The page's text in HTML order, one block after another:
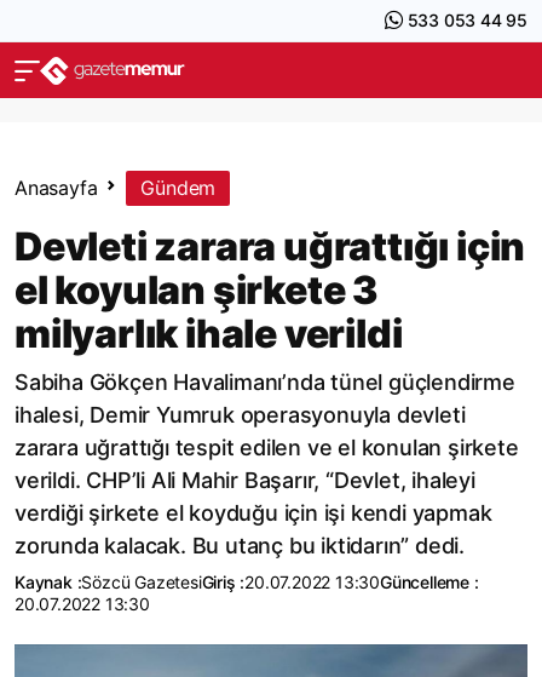
533 053 44 95
Anasayfa Gündem
Devleti zarara uğrattığı için
el koyulan şirkete 3
milyarlık ihale verildi
Sabiha Gökçen Havalimanı’nda tünel güçlendirme
ihalesi, Demir Yumruk operasyonuyla devleti
zarara uğrattığı tespit edilen ve el konulan şirkete
verildi. CHP’li Ali Mahir Başarır, “Devlet, ihaleyi
verdiği şirkete el koyduğu için işi kendi yapmak
zorunda kalacak. Bu utanç bu iktidarın” dedi.
Kaynak :Sözcü GazetesiGiriş :20.07.2022 13:30Güncelleme :
20.07.2022 13:30